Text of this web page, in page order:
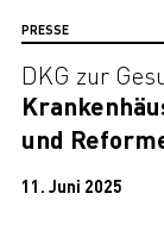
PRESSE
DKG zur
und
11. Juni 2025